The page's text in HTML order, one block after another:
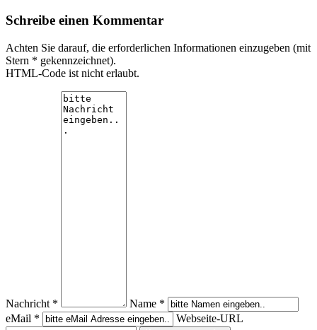
Schreibe einen Kommentar
Achten Sie darauf, die erforderlichen Informationen einzugeben (mit
Stern * gekennzeichnet).
HTML-Code ist nicht erlaubt.
Nachricht *
Name *
eMail *
Webseite-URL